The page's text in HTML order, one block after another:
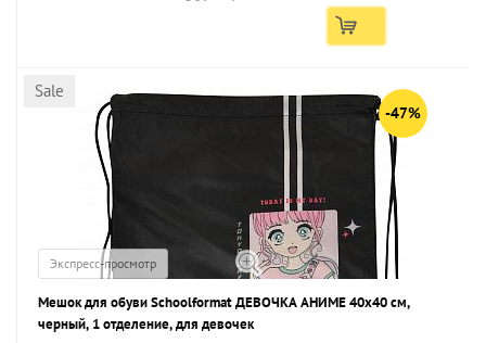
Sale
-47%
Экспресс-просмотр
Мешок для обуви Schoolformat ДЕВОЧКА АНИМЕ 40x40 см,
черный, 1 отделение, для девочек